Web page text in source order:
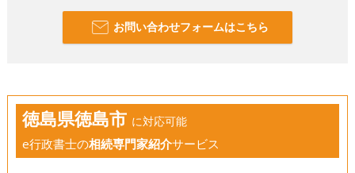
お問い合わせフォームはこちら
徳島県徳島市 に対応可能
e行政書士の相続専門家紹介サービス